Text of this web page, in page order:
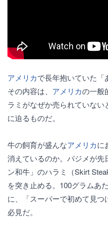
アメリカで長年抱いていた「
その内容は、 アメリカの一般
ラミがなぜか売られていない
に迫るものだ。
牛の飼育が盛んなアメリカに
消えているのか。パジメが先
ン和牛」のハラミ（Skirt
を突き止める。100グラムあ
に、「スーパーで初めて見
必見だ。